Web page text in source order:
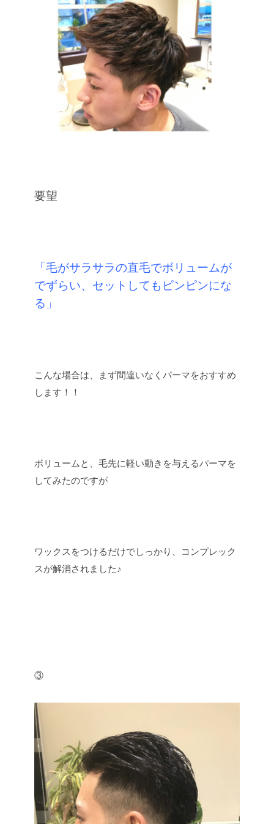
要望
「毛がサラサラの直毛でボリュームが
でずらい、セットしてもピンピンにな
る」
こんな場合は、まず間違いなくパーマをおすすめ
します！！
ボリュームと、毛先に軽い動きを与えるパーマを
してみたのですが
ワックスをつけるだけでしっかり、コンプレック
スが解消されました♪
③